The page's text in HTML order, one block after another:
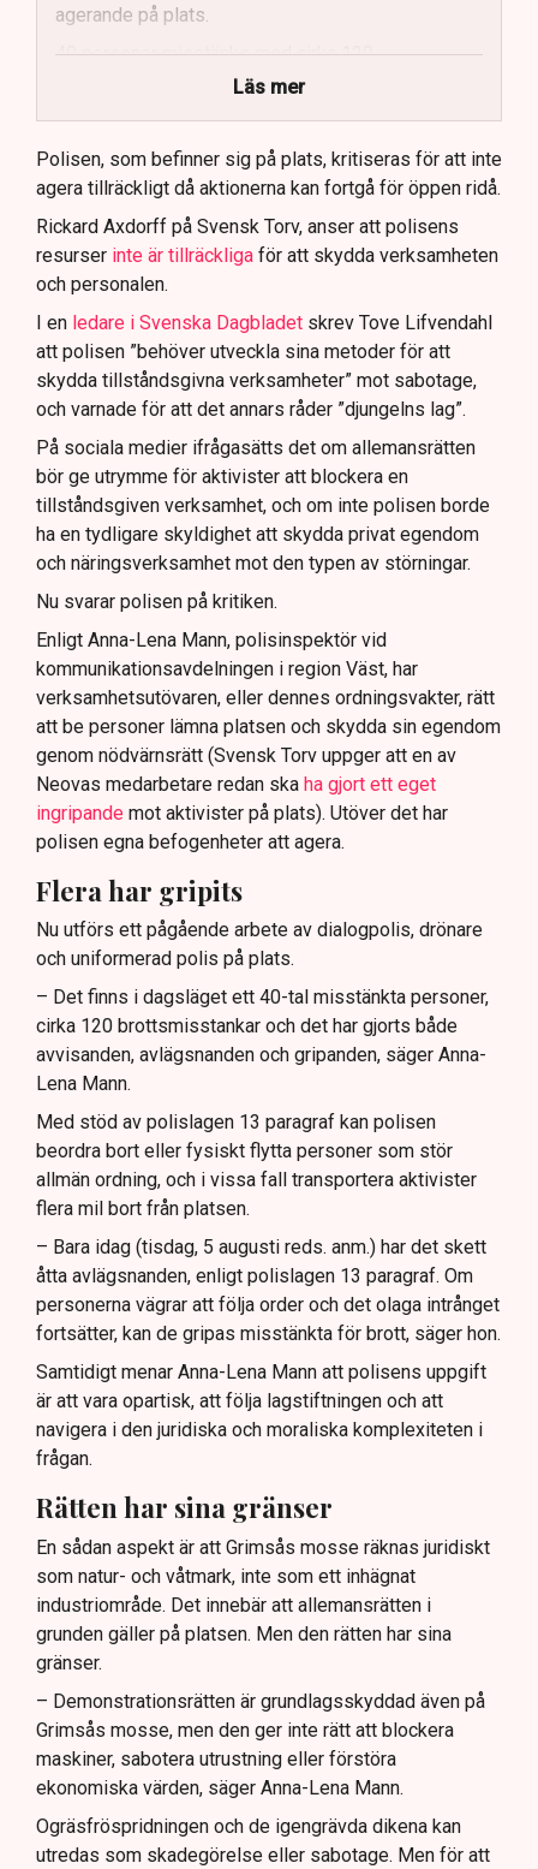
agerande på plats.
40 personer misstänks med cirka 120
brottsmisstankar kopplade.
Polisen använder drönare och uniformerad polis
för att dokumentera bevis.
Samtidigt är polisarbetet komplext när det gäller
att navigera juridiska rättigheter och gränser.
Läs mer
Polisen, som befinner sig på plats, kritiseras för att inte
agera tillräckligt då aktionerna kan fortgå för öppen ridå.
Rickard Axdorff på Svensk Torv, anser att polisens
resurser inte är tillräckliga för att skydda verksamheten
och personalen.
I en ledare i Svenska Dagbladet skrev Tove Lifvendahl
att polisen ”behöver utveckla sina metoder för att
skydda tillståndsgivna verksamheter” mot sabotage,
och varnade för att det annars råder ”djungelns lag”.
På sociala medier ifrågasätts det om allemansrätten
bör ge utrymme för aktivister att blockera en
tillståndsgiven verksamhet, och om inte polisen borde
ha en tydligare skyldighet att skydda privat egendom
och näringsverksamhet mot den typen av störningar.
Nu svarar polisen på kritiken.
Enligt Anna-Lena Mann, polisinspektör vid
kommunikationsavdelningen i region Väst, har
verksamhetsutövaren, eller dennes ordningsvakter, rätt
att be personer lämna platsen och skydda sin egendom
genom nödvärnsrätt (Svensk Torv uppger att en av
Neovas medarbetare redan ska ha gjort ett eget
ingripande mot aktivister på plats). Utöver det har
polisen egna befogenheter att agera.
Flera har gripits
Nu utförs ett pågående arbete av dialogpolis, drönare
och uniformerad polis på plats.
– Det finns i dagsläget ett 40-tal misstänkta personer,
cirka 120 brottsmisstankar och det har gjorts både
avvisanden, avlägsnanden och gripanden, säger Anna-
Lena Mann.
Med stöd av polislagen 13 paragraf kan polisen
beordra bort eller fysiskt flytta personer som stör
allmän ordning, och i vissa fall transportera aktivister
flera mil bort från platsen.
– Bara idag (tisdag, 5 augusti reds. anm.) har det skett
åtta avlägsnanden, enligt polislagen 13 paragraf. Om
personerna vägrar att följa order och det olaga intrånget
fortsätter, kan de gripas misstänkta för brott, säger hon.
Samtidigt menar Anna-Lena Mann att polisens uppgift
är att vara opartisk, att följa lagstiftningen och att
navigera i den juridiska och moraliska komplexiteten i
frågan.
Rätten har sina gränser
En sådan aspekt är att Grimsås mosse räknas juridiskt
som natur- och våtmark, inte som ett inhägnat
industriområde. Det innebär att allemansrätten i
grunden gäller på platsen. Men den rätten har sina
gränser.
– Demonstrationsrätten är grundlagsskyddad även på
Grimsås mosse, men den ger inte rätt att blockera
maskiner, sabotera utrustning eller förstöra
ekonomiska värden, säger Anna-Lena Mann.
Ogräsfröspridningen och de igengrävda dikena kan
utredas som skadegörelse eller sabotage. Men för att